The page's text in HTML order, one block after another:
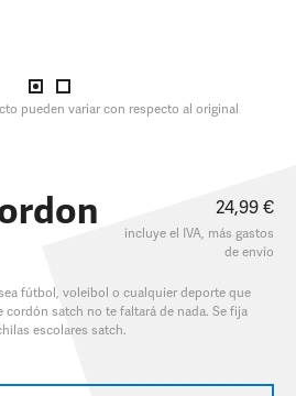
pueden variar con respecto al original
24,99 €
incluye el IVA, más gastos
de envío
fútbol, voleibol o cualquier deporte que
cordón satch no te faltará de nada. Se fija
escolares satch.